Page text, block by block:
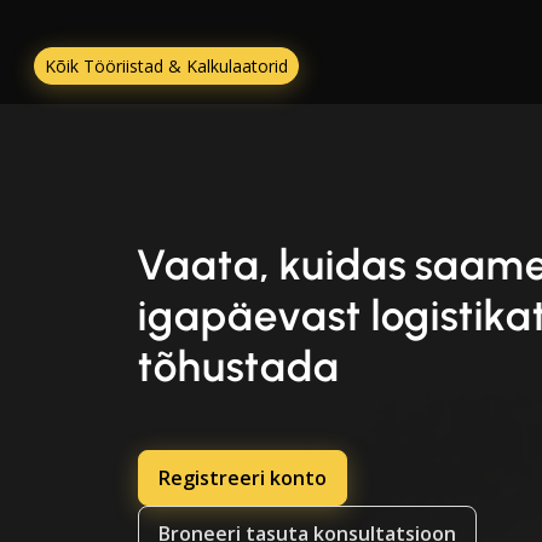
Kõik Tööriistad & Kalkulaatorid
Vaata, kuidas
igapäevast
tõhustada
Registreeri konto
Broneeri tasuta konsultatsioon